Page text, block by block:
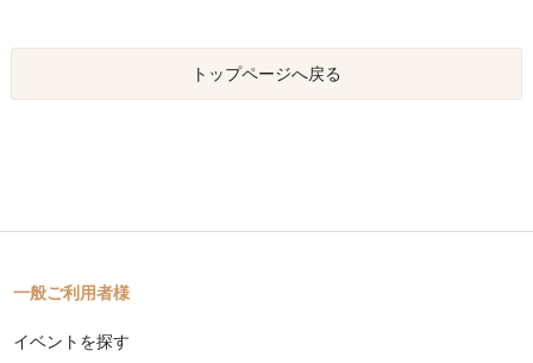
トップページへ戻る
一般ご利用者様
イベントを探す